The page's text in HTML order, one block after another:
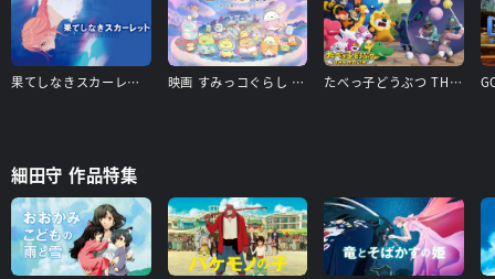
果てしなきスカーレット 映画 すみっコぐらし 空の王国とふたりのコ たべっ子どうぶつ THE MOVIE
細田守 作品特集